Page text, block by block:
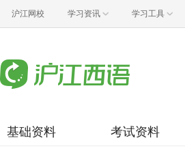
沪江网校 学习资讯 学习工具
基础资料 考试资料